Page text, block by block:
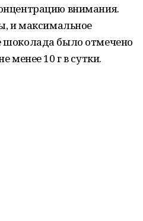
внимания.
и максимальное
шоколада было отмечено
менее 10 г в сутки.